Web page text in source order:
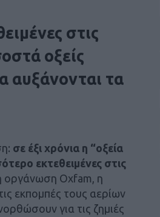
στις
οξείς
αυξάνονται τα
σε έξι χρόνια η “οξεία
εκτεθειμένες στις
οργάνωση Oxfam, η
εκπομπές τους αερίων
για τις ζημιές